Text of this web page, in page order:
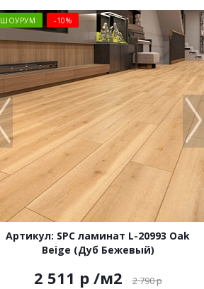
ШОУРУМ -10%
Артикул: SPC ламинат L-20993 Oak
Beige (Дуб Бежевый)
2 511 р /м2 2 790р